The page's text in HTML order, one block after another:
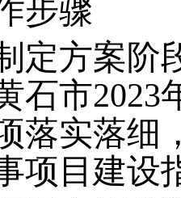
步骤
定方案
石市2023
落实落细
项目建设